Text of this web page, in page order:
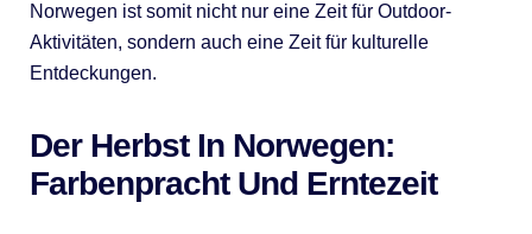
Norwegen ist somit nicht nur eine Zeit für Outdoor-
Aktivitäten, sondern auch eine Zeit für kulturelle
Entdeckungen.
Der Herbst In Norwegen:
Farbenpracht Und Erntezeit